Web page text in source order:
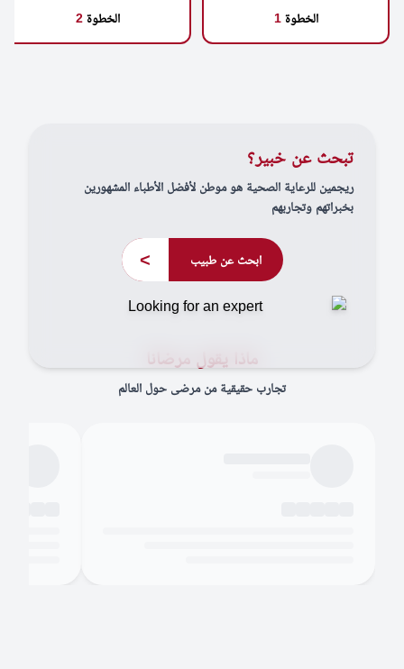
الخطوة1 الخطوة2
تبحث عن خبير؟
ريجمين للرعاية الصحية هو موطن لأفضل الأطباء المشهورين
بخبراتهم وتجاربهم
ابحث عن طبيب >
ماذا يقول مرضانا
تجارب حقيقية من مرضى حول العالم